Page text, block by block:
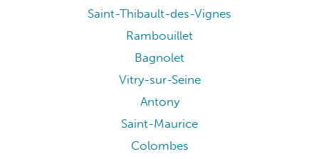
Saint-Thibault-des-Vignes
Rambouillet
Bagnolet
Vitry-sur-Seine
Antony
Saint-Maurice
Colombes